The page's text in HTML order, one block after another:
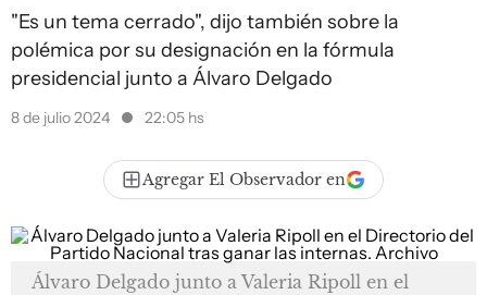
"Es un tema cerrado", dijo también sobre la
polémica por su designación en la fórmula
presidencial junto a Álvaro Delgado
8 de julio 2024 22:05 hs
Agregar El Observador en
Álvaro Delgado junto a Valeria Ripoll en el